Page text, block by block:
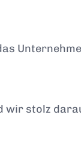
wir stolz